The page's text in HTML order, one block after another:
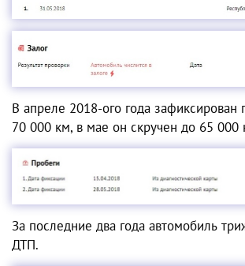
В апреле 2018-ого года зафиксирован
70 000 км, в мае он скручен до 65 000
За последние два года автомобиль
ДТП.